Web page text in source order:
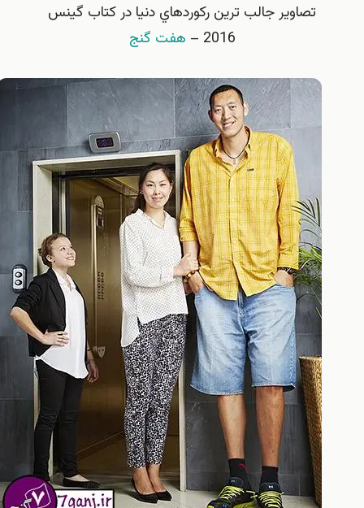
جالب ترين ركوردهاي دنيا در كتاب گينس
هفت گنج